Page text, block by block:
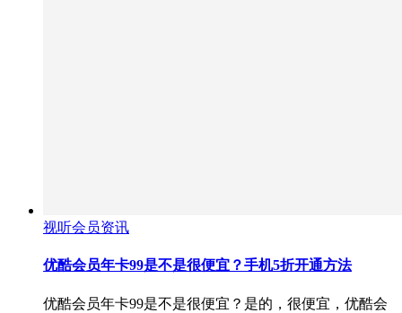
视听会员资讯
优酷会员年卡99是不是很便宜？手机5折开通方法
优酷会员年卡99是不是很便宜？是的，很便宜，优酷会